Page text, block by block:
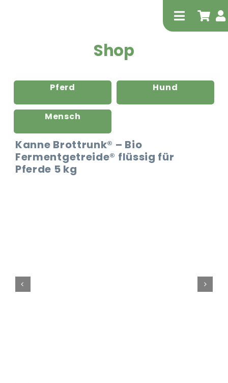
Toggle
Shop
Pferd Hund
Mensch
Kanne Brottrunk® – Bio
Fermentgetreide® flüssig für
Pferde 5 kg